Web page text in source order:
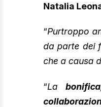
Natalia
“Purtroppo
da parte dei
che a causa
“La bonifica